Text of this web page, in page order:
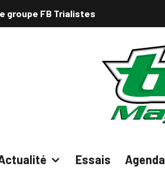
groupe FB Trialistes
Essais Agenda